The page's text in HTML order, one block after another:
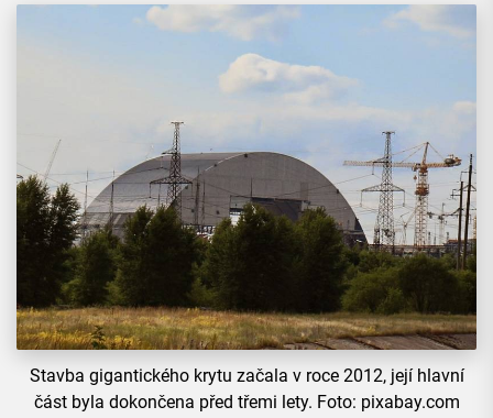
Stavba gigantického krytu začala v roce 2012, její hlavní
část byla dokončena před třemi lety. Foto: pixabay.com